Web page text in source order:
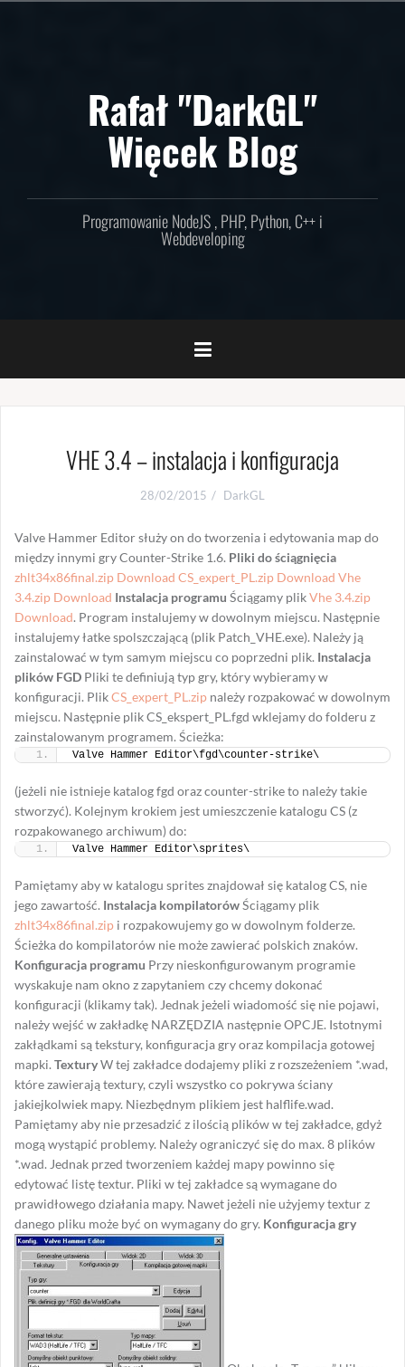
Rafał "DarkGL"
Więcek Blog
Programowanie NodeJS , PHP, Python, C++ i
Webdeveloping
VHE 3.4 – instalacja i konfiguracja
28/02/2015 DarkGL
Valve Hammer Editor służy on do tworzenia i edytowania map do
między innymi gry Counter-Strike 1.6. Pliki do ściągnięcia
zhlt34x86final.zip Download CS_expert_PL.zip Download Vhe
3.4.zip Download Instalacja programu Ściągamy plikVhe 3.4.zip
Download. Program instalujemy w dowolnym miejscu. Następnie
instalujemy łatke spolszczającą (plik Patch_VHE.exe). Należy ją
zainstalować w tym samym miejscu co poprzedni plik. Instalacja
plików FGD Pliki te definiują typ gry, który wybieramy w
konfiguracji. PlikCS_expert_PL.zip należy rozpakować w dowolnym
miejscu. Następnie plik CS_ekspert_PL.fgd wklejamy do folderu z
zainstalowanym programem. Ścieżka:
Valve Hammer Editor\fgd\counter-strike\
(jeżeli nie istnieje katalog fgd oraz counter-strike to należy takie
stworzyć). Kolejnym krokiem jest umieszczenie katalogu CS (z
rozpakowanego archiwum) do:
Valve Hammer Editor\sprites\
Pamiętamy aby w katalogu sprites znajdował się katalog CS, nie
jego zawartość. Instalacja kompilatorówŚciągamy plik
zhlt34x86final.zip i rozpakowujemy go w dowolnym folderze.
Ścieżka do kompilatorów nie może zawierać polskich znaków.
Konfiguracja programu Przy nieskonfigurowanym programie
wyskakuje nam okno z zapytaniem czy chcemy dokonać
konfiguracji (klikamy tak). Jednak jeżeli wiadomość się nie pojawi,
należy wejść w zakładkę NARZĘDZIA następnie OPCJE. Istotnymi
zakłądkami są tekstury, konfiguracja gry oraz kompilacja gotowej
mapki. TexturyW tej zakładce dodajemy pliki z rozszeżeniem *.wad,
które zawierają textury, czyli wszystko co pokrywa ściany
jakiejkolwiek mapy. Niezbędnym plikiem jest halflife.wad.
Pamiętamy aby nie przesadzić z ilością plików w tej zakładce, gdyż
mogą wystąpić problemy. Należy ograniczyć się do max. 8 plików
*.wad. Jednak przed tworzeniem każdej mapy powinno się
edytować listę textur. Pliki w tej zakładce są wymagane do
prawidłowego działania mapy. Nawet jeżeli nie użyjemy textur z
danego pliku może być on wymagany do gry. Konfiguracja gry